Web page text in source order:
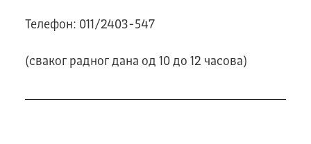
Телефон: 011/2403-547
(сваког радног дана од 10 до 12 часова)